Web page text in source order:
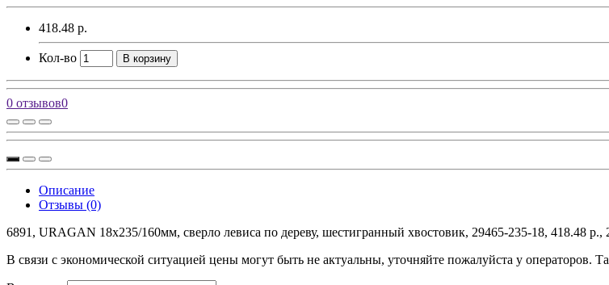
418.48 р.
Кол-во В корзину
0 отзывов0
Описание
Отзывы (0)
6891, URAGAN 18x235/160мм, сверло левиса по дереву, шестигранный хвостовик, 29465-235-18, 418.48 р.,
В связи с экономической ситуацией цены могут быть не актуальны, уточняйте пожалуйста у операторов.